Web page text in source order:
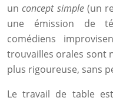
unconcept simple(un
une émission de
comédiens
trouvailles orales sont
plus rigoureuse, sans
Le travail de table